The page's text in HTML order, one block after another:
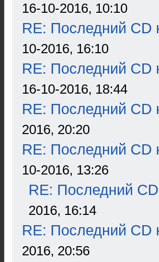
16-10-2016, 10:10
RE: Последний CD
10-2016, 16:10
RE: Последний CD
16-10-2016, 18:44
RE: Последний CD
2016, 20:20
RE: Последний CD
10-2016, 13:26
RE: Последний
2016, 16:14
RE: Последний CD
2016, 20:56